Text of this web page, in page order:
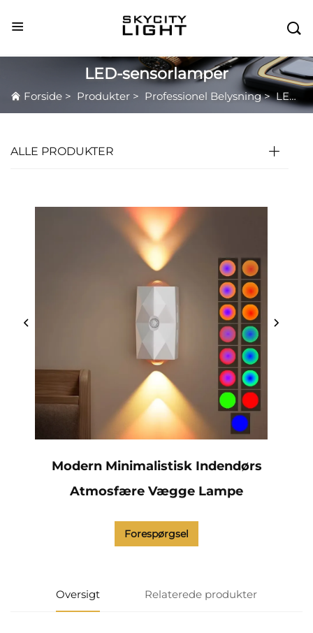

LED-sensorlamper
Forside > Produkter > Professionel Belysning>LED-sensorlamper
ALLE PRODUKTER
Modern Minimalistisk Indendørs
Atmosfære Vægge Lampe
Forespørgsel
Oversigt Relaterede produkter